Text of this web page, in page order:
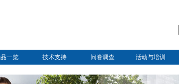
一览 技术支持 问卷调查 活动与培训